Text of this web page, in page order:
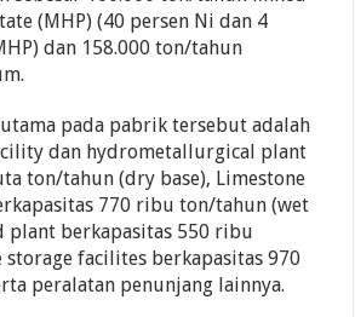
(MHP) (40 persen Ni dan 4
dan 158.000 ton/tahun
pada pabrik tersebut adalah
dan hydrometallurgical plant
ton/tahun (dry base), Limestone
770 ribu ton/tahun (wet
plant berkapasitas 550 ribu
facilites berkapasitas 970
peralatan penunjang lainnya.